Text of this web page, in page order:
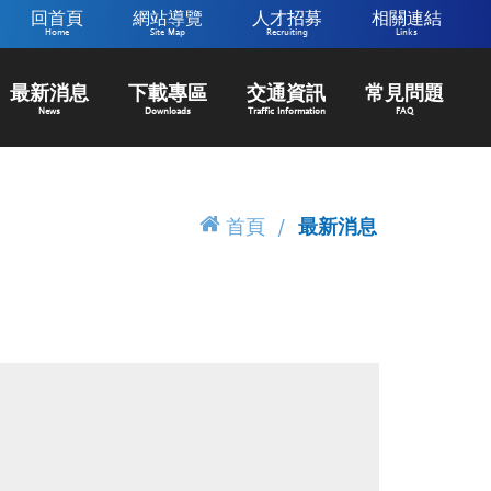
回首頁
Home
網站導覽
Site Map
人才招募
Recruiting
相關連結
Links
最新消息
News
下載專區
Downloads
交通資訊
Traffic Information
常見問題
FAQ
首頁 最新消息